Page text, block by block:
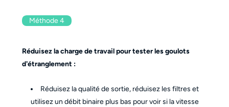
Méthode 4
Réduisez la charge de travail pour tester les goulots
d'étranglement :
Réduisez la qualité de sortie, réduisez les filtres et
utilisez un débit binaire plus bas pour voir si la vitesse